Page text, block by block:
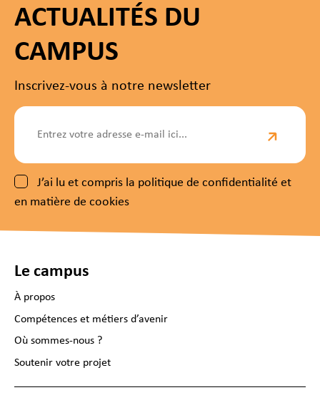
ACTUALITÉS DU
CAMPUS
Inscrivez-vous à notre newsletter
J’ai lu et compris la politique de confidentialité et
en matière de cookies
Le campus
À propos
Compétences et métiers d’avenir
Où sommes-nous ?
Soutenir votre projet